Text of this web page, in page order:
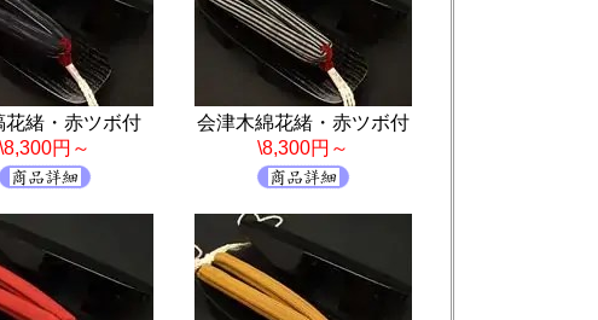
花緒・赤ツボ付
\8,300円～
会津木綿花緒・赤ツボ付
\8,300円～